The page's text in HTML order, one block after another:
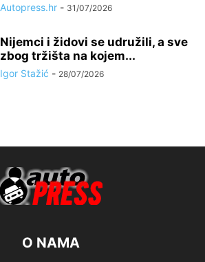
Autopress.hr - 31/07/2026
Nijemci i židovi se udružili, a sve
zbog tržišta na kojem...
Igor Stažić - 28/07/2026
O NAMA